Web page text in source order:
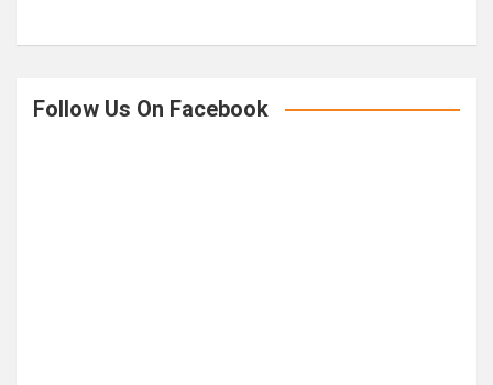
Follow Us On Facebook